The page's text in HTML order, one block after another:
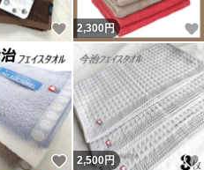
いいね！
2,300 円
いいね！
2,500円